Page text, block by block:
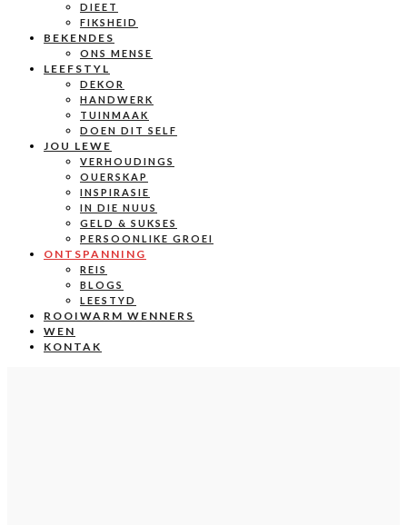
DIEET
FIKSHEID
BEKENDES
ONS MENSE
LEEFSTYL
DEKOR
HANDWERK
TUINMAAK
DOEN DIT SELF
JOU LEWE
VERHOUDINGS
OUERSKAP
INSPIRASIE
IN DIE NUUS
GELD & SUKSES
PERSOONLIKE GROEI
ONTSPANNING
REIS
BLOGS
LEESTYD
ROOIWARM WENNERS
WEN
KONTAK